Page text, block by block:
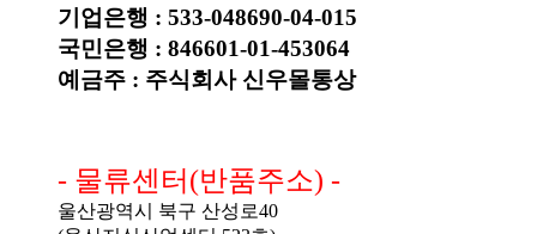
기업은행 : 533-048690-04-015
국민은행 : 846601-01-453064
예금주 : 주식회사 신우몰통상
- 물류센터(반품주소) -
울산광역시 북구 산성로40